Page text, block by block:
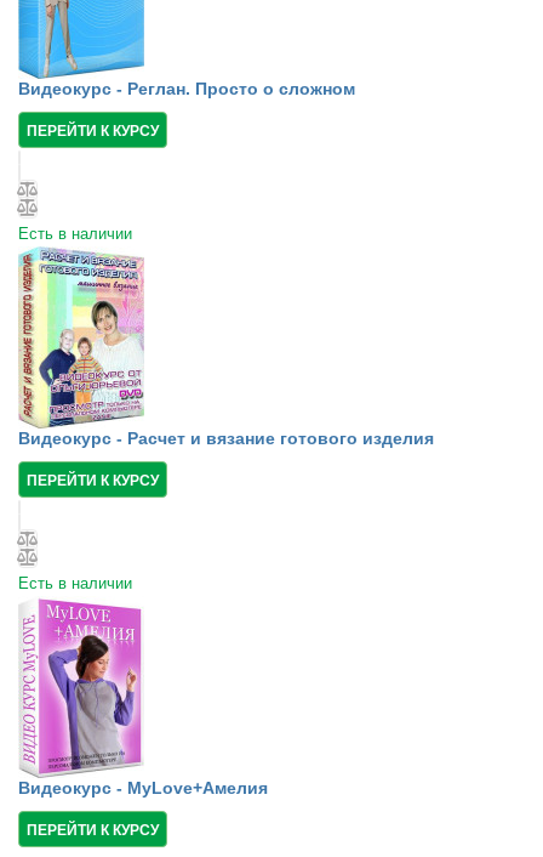
Видеокурс - Реглан. Просто о сложном
ПЕРЕЙТИ К КУРСУ
Есть в наличии
Видеокурс - Расчет и вязание готового изделия
ПЕРЕЙТИ К КУРСУ
Есть в наличии
Видеокурс - MyLove+Амелия
ПЕРЕЙТИ К КУРСУ